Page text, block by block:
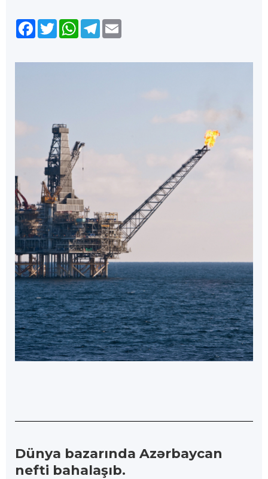
Facebook
TwitterWhatsApp
Telegram
Dünya bazarında Azərbaycan
nefti bahalaşıb.